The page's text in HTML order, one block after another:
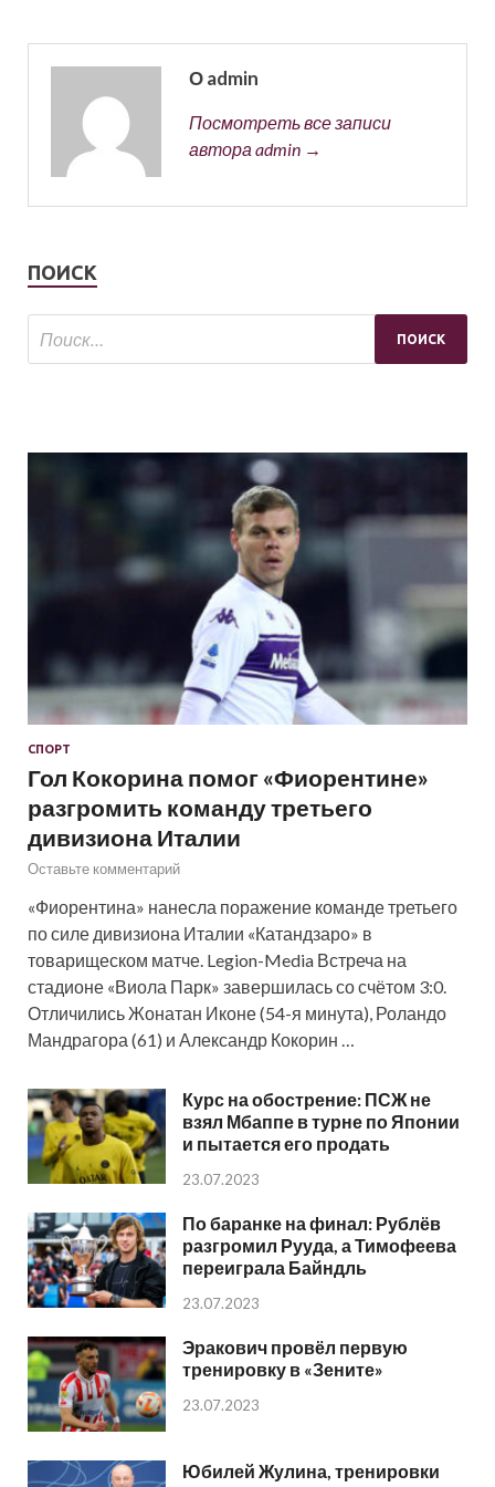
О admin
Посмотреть все записи
автора admin →
ПОИСК
СПОРТ
Гол Кокорина помог «Фиорентине»
разгромить команду третьего
дивизиона Италии
Оставьте комментарий
«Фиорентина» нанесла поражение команде третьего
по силе дивизиона Италии «Катандзаро» в
товарищеском матче. Legion-Media Встреча на
стадионе «Виола Парк» завершилась со счётом 3:0.
Отличились Жонатан Иконе (54-я минута), Роландо
Мандрагора (61) и Александр Кокорин …
Курс на обострение: ПСЖ не
взял Мбаппе в турне по Японии
и пытается его продать
23.07.2023
По баранке на финал: Рублёв
разгромил Рууда, а Тимофеева
переиграла Байндль
23.07.2023
Эракович провёл первую
тренировку в «Зените»
23.07.2023
Юбилей Жулина, тренировки